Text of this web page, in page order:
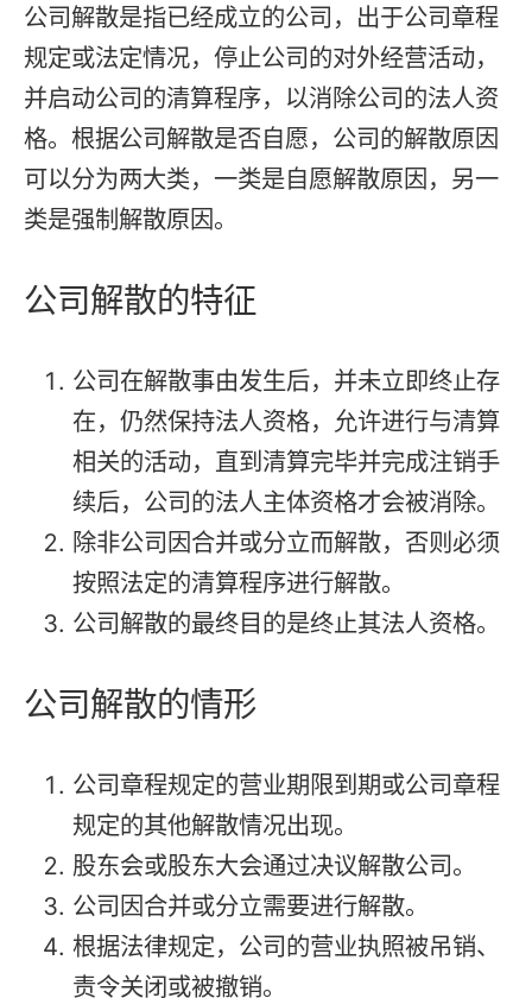
公司解散是指已经成立的公司，出于公司章程
规定或法定情况，停止公司的对外经营活动，
并启动公司的清算程序，以消除公司的法人资
格。根据公司解散是否自愿，公司的解散原因
可以分为两大类，一类是自愿解散原因，另一
类是强制解散原因。
公司解散的特征
公司在解散事由发生后，并未立即终止存
在，仍然保持法人资格，允许进行与清算
相关的活动，直到清算完毕并完成注销手
续后，公司的法人主体资格才会被消除。
除非公司因合并或分立而解散，否则必须
按照法定的清算程序进行解散。
公司解散的最终目的是终止其法人资格。
公司解散的情形
公司章程规定的营业期限到期或公司章程
规定的其他解散情况出现。
股东会或股东大会通过决议解散公司。
公司因合并或分立需要进行解散。
根据法律规定，公司的营业执照被吊销、
责令关闭或被撤销。